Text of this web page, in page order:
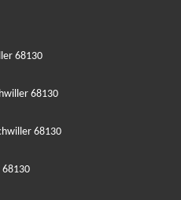
68130
68130
68130
68130